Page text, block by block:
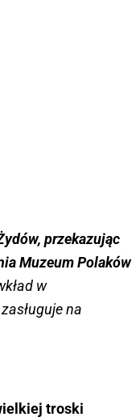
przekazując
Muzeum Polaków
w
na
troski